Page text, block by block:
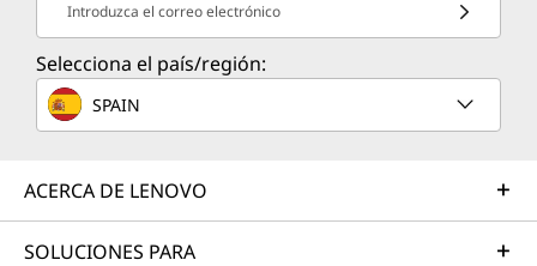
Introduzca el correo electrónico
Selecciona el país/región:
SPAIN
ACERCA DE LENOVO
SOLUCIONES PARA